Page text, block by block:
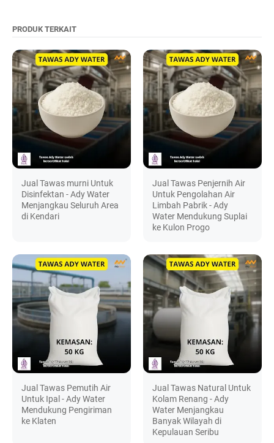
PRODUK TERKAIT
Jual Tawas murni Untuk
Disinfektan - Ady Water
Menjangkau Seluruh Area
di Kendari
Jual Tawas Penjernih Air
Untuk Pengolahan Air
Limbah Pabrik - Ady
Water Mendukung Suplai
ke Kulon Progo
Jual Tawas Pemutih Air
Untuk Ipal - Ady Water
Mendukung Pengiriman
ke Klaten
Jual Tawas Natural Untuk
Kolam Renang - Ady
Water Menjangkau
Banyak Wilayah di
Kepulauan Seribu